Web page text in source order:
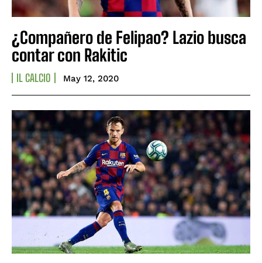
¿Compañero de Felipao? Lazio busca
contar con Rakitic
IL CALCIO May 12, 2020